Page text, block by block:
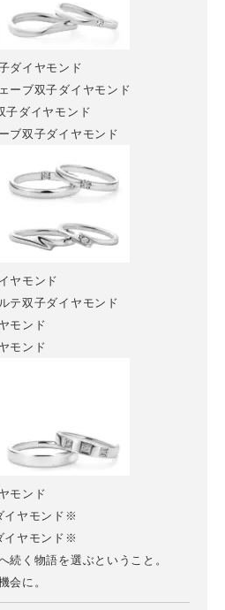
ダイヤモンド
ーブ双子ダイヤモンド
子ダイヤモンド
ブ双子ダイヤモンド
ヤモンド
テ双子ダイヤモンド
モンド
モンド
モンド
イヤモンド※
イヤモンド※
続く物語を選ぶということ。
会に。